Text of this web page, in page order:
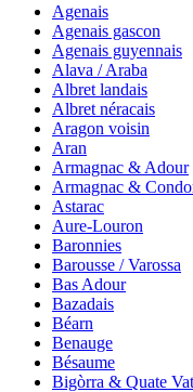
Agenais
Agenais gascon
Agenais guyennais
Alava / Araba
Albret landais
Albret néracais
Aragon voisin
Aran
Armagnac & Adour
Armagnac &
Astarac
Aure-Louron
Baronnies
Barousse / Varossa
Bas Adour
Bazadais
Béarn
Benauge
Bésaume
Bigòrra & Quate